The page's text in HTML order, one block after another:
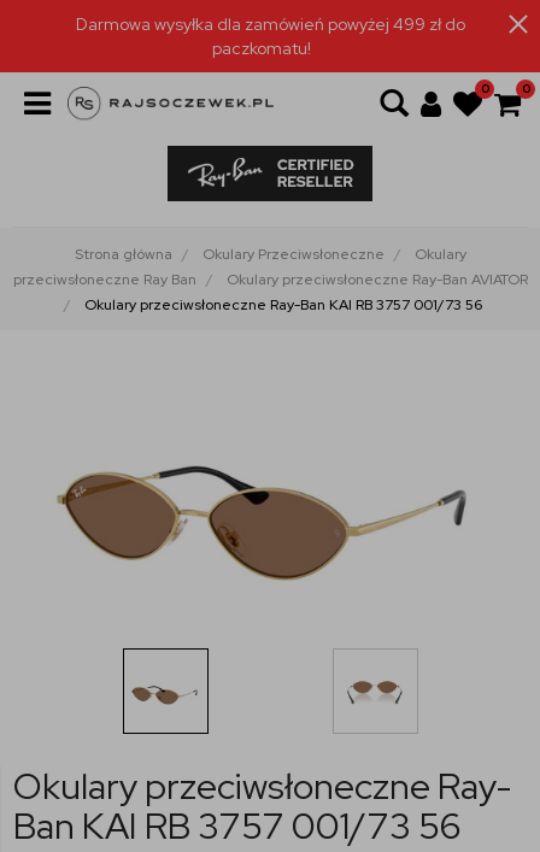
Darmowa wysyłka dla zamówień powyżej 499 zł do
paczkomatu!
0 0
Strona główna Okulary Przeciwsłoneczne
Okulary
przeciwsłoneczne Ray Ban
Okulary przeciwsłoneczne Ray-Ban AVIATOR
Okulary przeciwsłoneczne Ray-Ban KAI RB 3757 001/73 56
Okulary przeciwsłoneczne Ray-
Ban KAI RB 3757 001/73 56